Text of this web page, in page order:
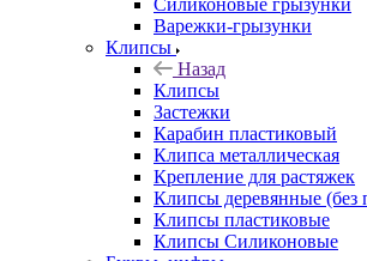
Силиконовые грызунки
Варежки-грызунки
Клипсы
Назад
Клипсы
Застежки
Карабин пластиковый
Клипса металлическая
Крепление для растяжек
Клипсы деревянные (без
Клипсы пластиковые
Клипсы Силиконовые